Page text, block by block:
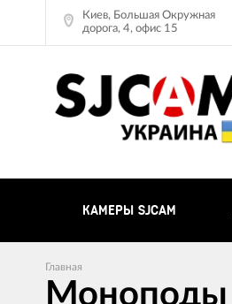
Киев, Большая Окружная
дорога, 4, офис 15
КАМЕРЫ SJCAM
Главная
Моноподы